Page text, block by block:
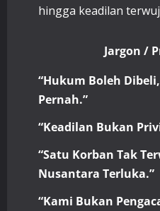
hingga keadilan
Jargon /
“Hukum Boleh
Pernah.”
“Keadilan Bukan
“Satu Korban Tak
Nusantara Terluka.”
“Kami Bukan